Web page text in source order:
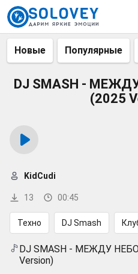
Новые Популярные
DJ SMASH -
(2025
13 00:45
KidCudi
Техно DJ Smash
DJ SMASH - МЕЖДУ
Version)